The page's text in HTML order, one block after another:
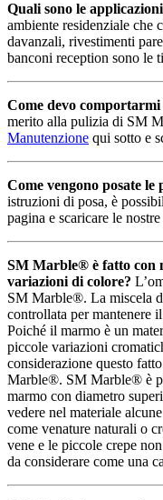
Quali sono le
ambiente residenziale che
davanzali, rivestimenti
banconi reception sono le
Come devo
merito alla pulizia di SM
Manutenzione qui sotto e
Come vengono posate
istruzioni di posa, è
pagina e scaricare le
SM Marble® è fatto con
variazioni di colore?
SM Marble®. La miscela
controllata per mantenere
Poiché il marmo è un
piccole variazioni
considerazione questo
Marble®. SM Marble® è
marmo con diametro
vedere nel materiale
come venature naturali o
vene e le piccole crepe
da considerare come una